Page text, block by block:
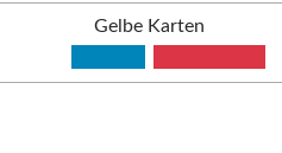
Gelbe Karten